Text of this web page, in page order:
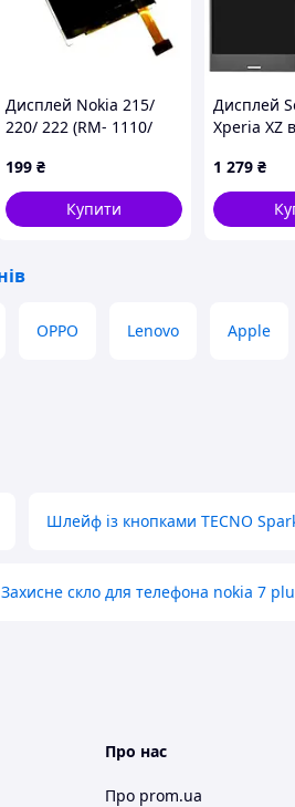
Дисплей Nokia 215/
220/ 222 (RM- 1110/
199 ₴
Купити
Дисплей
Xperia XZ
Original
1 279 ₴
OPPO Lenovo Apple
Шлейф із кнопками TECNO
Захисне скло для телефона nokia 7
Про нас
Про prom.ua